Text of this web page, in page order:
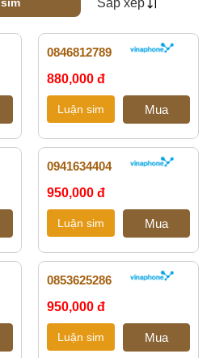
0846812789
880,000 đ
0941634404
950,000 đ
0853625286
950,000 đ